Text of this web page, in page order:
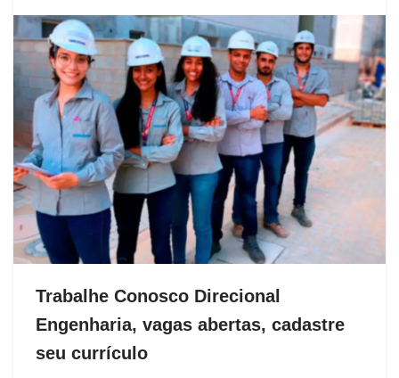
Trabalhe Conosco Direcional
Engenharia, vagas abertas, cadastre
seu currículo